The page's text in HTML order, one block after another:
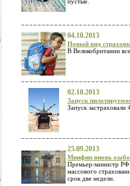
04.10.2013
Новый вид
В Великобритании
02.10.2013
Запуск
Запуск
25.09.2013
Минфин вновь
Премьер-министр РФ
массового
срок две недели.